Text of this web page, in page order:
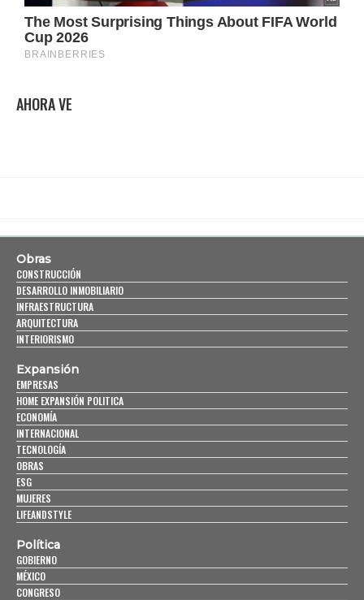
AHORA VE
Obras
CONSTRUCCIÓN
DESARROLLO INMOBILIARIO
INFRAESTRUCTURA
ARQUITECTURA
INTERIORISMO
Expansión
EMPRESAS
HOME EXPANSIÓN POLITICA
ECONOMÍA
INTERNACIONAL
TECNOLOGÍA
OBRAS
ESG
MUJERES
LIFEANDSTYLE
Política
GOBIERNO
MÉXICO
CONGRESO